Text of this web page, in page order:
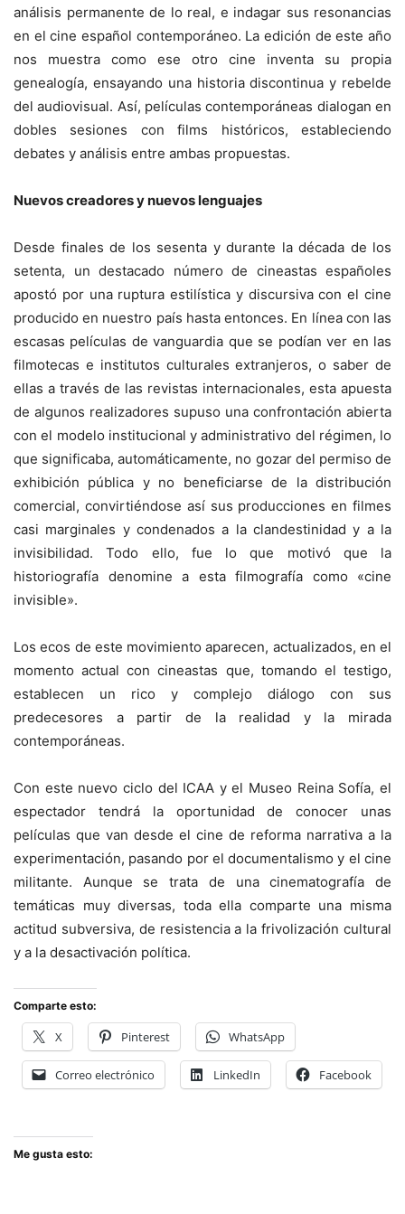
análisis permanente de lo real, e indagar sus resonancias
en el cine español contemporáneo. La edición de este año
nos muestra como ese otro cine inventa su propia
genealogía, ensayando una historia discontinua y rebelde
del audiovisual. Así, películas contemporáneas dialogan en
dobles sesiones con films históricos, estableciendo
debates y análisis entre ambas propuestas.
Nuevos creadores y nuevos lenguajes
Desde finales de los sesenta y durante la década de los
setenta, un destacado número de cineastas españoles
apostó por una ruptura estilística y discursiva con el cine
producido en nuestro país hasta entonces. En línea con las
escasas películas de vanguardia que se podían ver en las
filmotecas e institutos culturales extranjeros, o saber de
ellas a través de las revistas internacionales, esta apuesta
de algunos realizadores supuso una confrontación abierta
con el modelo institucional y administrativo del régimen, lo
que significaba, automáticamente, no gozar del permiso de
exhibición pública y no beneficiarse de la distribución
comercial, convirtiéndose así sus producciones en filmes
casi marginales y condenados a la clandestinidad y a la
invisibilidad. Todo ello, fue lo que motivó que la
historiografía denomine a esta filmografía como «cine
invisible».
Los ecos de este movimiento aparecen, actualizados, en el
momento actual con cineastas que, tomando el testigo,
establecen un rico y complejo diálogo con sus
predecesores a partir de la realidad y la mirada
contemporáneas.
Con este nuevo ciclo del ICAA y el Museo Reina Sofía, el
espectador tendrá la oportunidad de conocer unas
películas que van desde el cine de reforma narrativa a la
experimentación, pasando por el documentalismo y el cine
militante. Aunque se trata de una cinematografía de
temáticas muy diversas, toda ella comparte una misma
actitud subversiva, de resistencia a la frivolización cultural
y a la desactivación política.
Comparte esto:
X Pinterest WhatsApp
Correo electrónico LinkedIn Facebook
Me gusta esto: